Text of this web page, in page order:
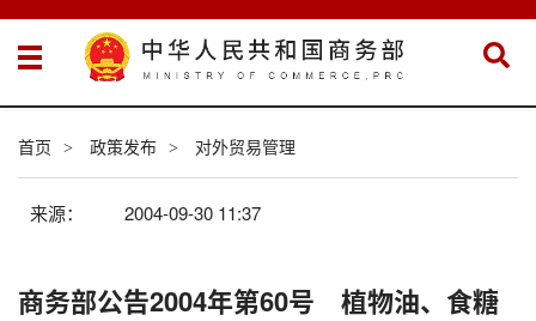
首页 > 政策发布 > 对外贸易管理
来源： 2004-09-30 11:37
商务部公告2004年第60号 植物油、食糖